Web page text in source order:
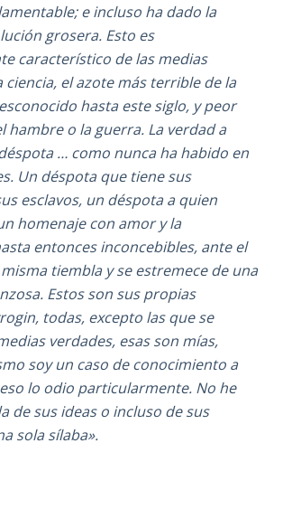
e incluso ha dado la
grosera. Esto es
característico de las medias
ciencia, el azote más terrible de la
hasta este siglo, y peor
hambre o la guerra. La verdad a
… como nunca ha habido en
Un déspota que tiene sus
esclavos, un déspota a quien
homenaje con amor y la
entonces inconcebibles, ante el
tiembla y se estremece de una
Estos son sus propias
todas, excepto las que se
verdades, esas son mías,
soy un caso de conocimiento a
lo odio particularmente. No he
de sus ideas o incluso de sus
sola sílaba».